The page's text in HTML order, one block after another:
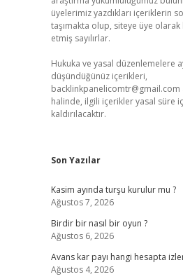
üyelerimiz yazdıkları içeriklerin
taşımakta olup, siteye üye
etmiş sayılırlar.
Hukuka ve yasal düzenlemelere
düşündüğünüz içerikleri,
backlinkpanelicomtr@gmail.com
halinde, ilgili içerikler yasal süre
kaldırılacaktır.
Son Yazılar
Kasim ayında turşu kurulur mu ?
Ağustos 7, 2026
Birdir bir nasıl bir oyun ?
Ağustos 6, 2026
Avans kar payı hangi hesapta
Ağustos 4, 2026